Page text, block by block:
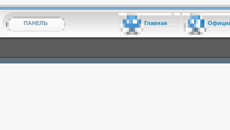
Архивный сайт администрации МО "Карсунский район"
ПАНЕЛЬ Главная